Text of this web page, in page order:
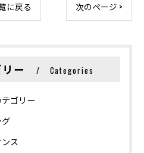
に戻る 次のページ >
ー Categories
ゴリー
ス